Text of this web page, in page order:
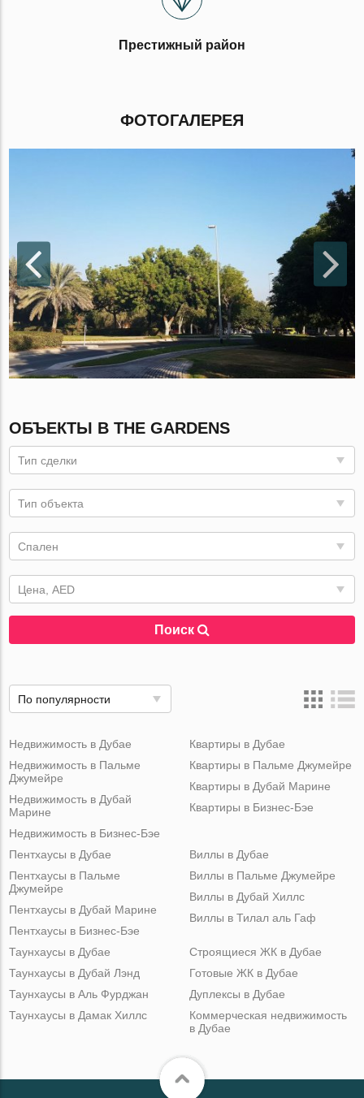
Престижный район
ФОТОГАЛЕРЕЯ
ОБЪЕКТЫ В THE GARDENS
Тип сделки
Тип объекта
Спален
Цена, AED
Поиск
По популярности
Недвижимость в Дубае
Недвижимость в Пальме
Джумейре
Недвижимость в Дубай
Марине
Недвижимость в Бизнес-Бэе
Квартиры в Дубае
Квартиры в Пальме Джумейре
Квартиры в Дубай Марине
Квартиры в Бизнес-Бэе
Пентхаусы в Дубае
Пентхаусы в Пальме
Джумейре
Пентхаусы в Дубай Марине
Пентхаусы в Бизнес-Бэе
Виллы в Дубае
Виллы в Пальме Джумейре
Виллы в Дубай Хиллс
Виллы в Тилал аль Гаф
Таунхаусы в Дубае
Таунхаусы в Дубай Лэнд
Таунхаусы в Аль Фурджан
Таунхаусы в Дамак Хиллс
Строящиеся ЖК в Дубае
Готовые ЖК в Дубае
Дуплексы в Дубае
Коммерческая недвижимость
в Дубае